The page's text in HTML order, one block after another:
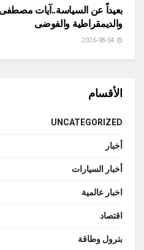
بعيداً عن السياسة..آيات مصطفى
والديمقراطية والفوضى
الأقسام
UNCATEGORIZED
أخبار
أخبار السيارات
اخبار عالمية
اقتصاد
بترول وطاقة